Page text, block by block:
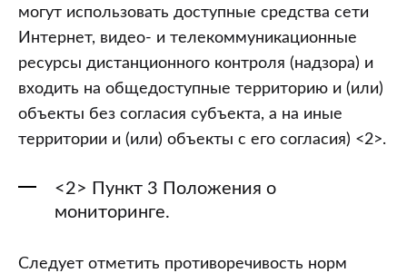
могут использовать доступные средства сети
Интернет, видео- и телекоммуникационные
ресурсы дистанционного контроля (надзора) и
входить на общедоступные территорию и (или)
объекты без согласия субъекта, а на иные
территории и (или) объекты с его согласия) <2>.
<2> Пункт 3 Положения о
мониторинге.
Следует отметить противоречивость норм